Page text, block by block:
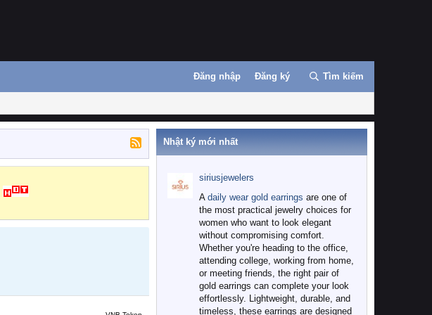
Đăng nhập Đăng ký Tìm kiếm
Nhật ký mới nhất
siriusjewelers
A daily wear gold earrings are one of
the most practical jewelry choices for
women who want to look elegant
without compromising comfort.
Whether you're heading to the office,
attending college, working from home,
or meeting friends, the right pair of
gold earrings can complete your look
effortlessly. Lightweight, durable, and
timeless, these earrings are designed